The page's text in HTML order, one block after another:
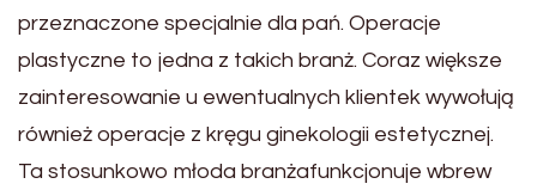
przeznaczone specjalnie dla pań. Operacje
plastyczne to jedna z takich branż. Coraz większe
zainteresowanie u ewentualnych klientek wywołują
również operacje z kręgu ginekologii estetycznej.
Ta stosunkowo młoda branżafunkcjonuje wbrew